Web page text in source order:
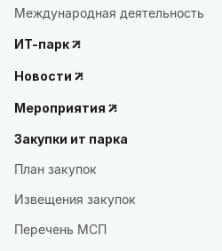
Международная деятельность
ИТ-парк
Новости
Мероприятия
Закупки ит парка
План закупок
Извещения закупок
Перечень МСП